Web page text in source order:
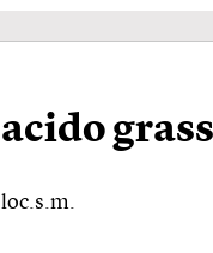
acido
loc.s.m.